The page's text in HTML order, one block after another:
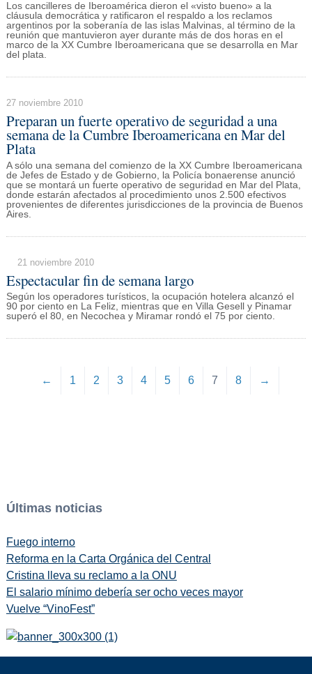
Los cancilleres de Iberoamérica dieron el «visto bueno» a la
cláusula democrática y ratificaron el respaldo a los reclamos
argentinos por la soberanía de las islas Malvinas, al término de la
reunión que mantuvieron ayer durante más de dos horas en el
marco de la XX Cumbre Iberoamericana que se desarrolla en Mar
del plata.
27 noviembre 2010
Preparan un fuerte operativo de seguridad a una
semana de la Cumbre Iberoamericana en Mar del
Plata
A sólo una semana del comienzo de la XX Cumbre Iberoamericana
de Jefes de Estado y de Gobierno, la Policía bonaerense anunció
que se montará un fuerte operativo de seguridad en Mar del Plata,
donde estarán afectados al procedimiento unos 2.500 efectivos
provenientes de diferentes jurisdicciones de la provincia de Buenos
Aires.
21 noviembre 2010
Espectacular fin de semana largo
Según los operadores turísticos, la ocupación hotelera alcanzó el
90 por ciento en La Feliz, mientras que en Villa Gesell y Pinamar
superó el 80, en Necochea y Miramar rondó el 75 por ciento.
← 1 2 3 4 5 6 7 8 →
Últimas noticias
Fuego interno
Reforma en la Carta Orgánica del Central
Cristina lleva su reclamo a la ONU
El salario mínimo debería ser ocho veces mayor
Vuelve “VinoFest”